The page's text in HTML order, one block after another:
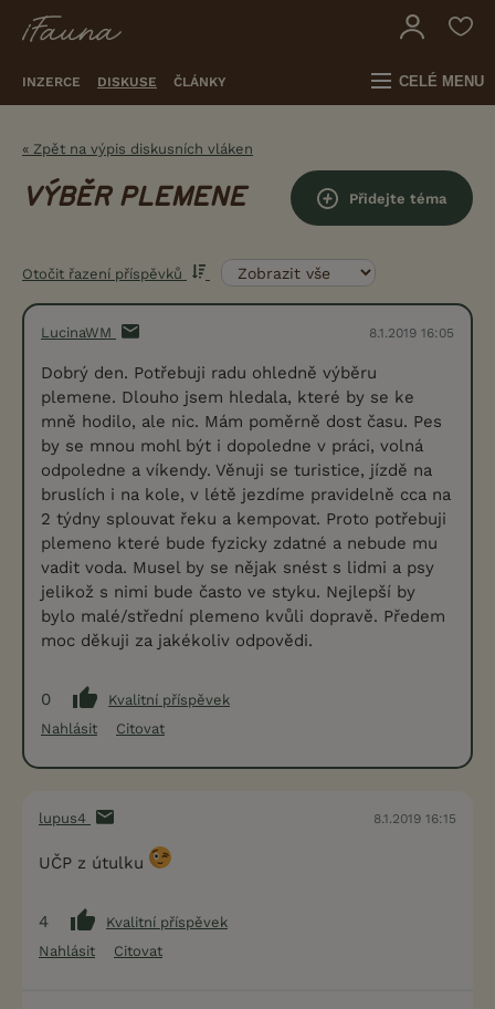
INZERCE DISKUSE ČLÁNKY CELÉ MENU
« Zpět na výpis diskusních vláken
VÝBĚR PLEMENE Přidejte téma
Otočit řazení příspěvků
LucinaWM 8.1.2019 16:05
Dobrý den. Potřebuji radu ohledně výběru
plemene. Dlouho jsem hledala, které by se ke
mně hodilo, ale nic. Mám poměrně dost času. Pes
by se mnou mohl být i dopoledne v práci, volná
odpoledne a víkendy. Věnuji se turistice, jízdě na
bruslích i na kole, v létě jezdíme pravidelně cca na
2 týdny splouvat řeku a kempovat. Proto potřebuji
plemeno které bude fyzicky zdatné a nebude mu
vadit voda. Musel by se nějak snést s lidmi a psy
jelikož s nimi bude často ve styku. Nejlepší by
bylo malé/střední plemeno kvůli dopravě. Předem
moc děkuji za jakékoliv odpovědi.
0
Kvalitní příspěvek
Nahlásit
Citovat
lupus4 8.1.2019 16:15
UČP z útulku
4
Kvalitní příspěvek
Nahlásit
Citovat